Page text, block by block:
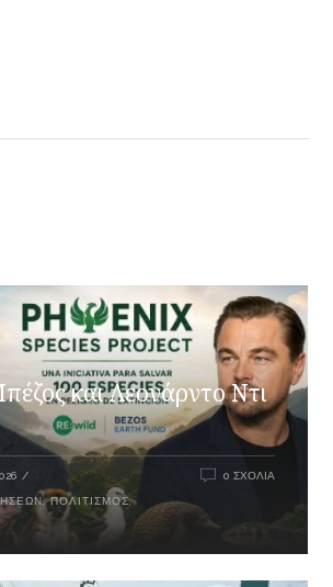
και Λεονάρντο Ντι
,ΠΟΛΙΤΙΣΜΌΣ,
0 ΣΧΌΛΙΑ